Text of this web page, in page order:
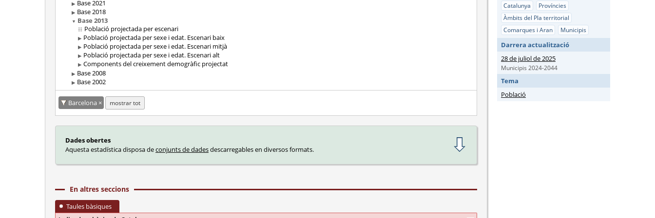
Base 2021
Base 2018
Base 2013
Població projectada per escenari
Població projectada per sexe i edat. Escenari baix
Població projectada per sexe i edat. Escenari mitjà
Població projectada per sexe i edat. Escenari alt
Components del creixement demogràfic projectat
Base 2008
Base 2002
Barcelona mostrar tot
Dades obertes
Aquesta estadística disposa deconjunts de dadesdescarregables en diversos formats.
En altres seccions
Taules bàsiques
Catalunya
Províncies
Àmbits del Pla territorial
Comarques i Aran
Municipis
Darrera actualització
28 de juliol de 2025
Municipis 2024-2044
Tema
Població